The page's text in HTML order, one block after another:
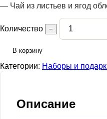
— Чай из листьев и ягод
Количество −
В корзину
Категории: Наборы и
Описание